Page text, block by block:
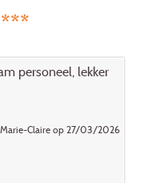
***
personeel, lekker
Marie-Claire op 27/03/2026